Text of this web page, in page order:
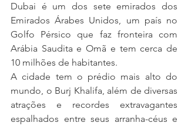
Dubai é um dos sete emirados dos
Emirados Árabes Unidos, um país no
Golfo Pérsico que faz fronteira com
Arábia Saudita e Omã e tem cerca de
10 milhões de habitantes.
A cidade tem o prédio mais alto do
mundo, o Burj Khalifa, além de diversas
atrações e recordes extravagantes
espalhados entre seus arranha-céus e